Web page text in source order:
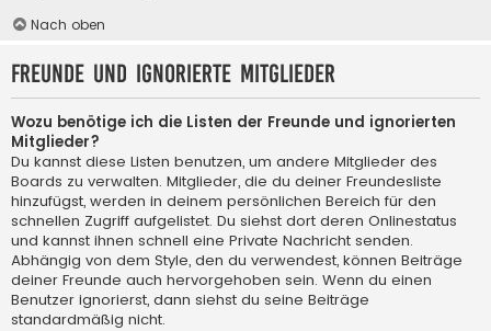
Nach oben
Freunde und ignorierte Mitglieder
Wozu benötige ich die Listen der Freunde und ignorierten
Mitglieder?
Du kannst diese Listen benutzen, um andere Mitglieder des
Boards zu verwalten. Mitglieder, die du deiner Freundesliste
hinzufügst, werden in deinem persönlichen Bereich für den
schnellen Zugriff aufgelistet. Du siehst dort deren Onlinestatus
und kannst ihnen schnell eine Private Nachricht senden.
Abhängig von dem Style, den du verwendest, können Beiträge
deiner Freunde auch hervorgehoben sein. Wenn du einen
Benutzer ignorierst, dann siehst du seine Beiträge
standardmäßig nicht.